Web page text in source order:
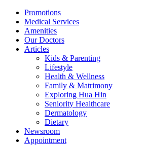
Promotions
Medical Services
Amenities
Our Doctors
Articles
Kids & Parenting
Lifestyle
Health & Wellness
Family & Matrimony
Exploring Hua Hin
Seniority Healthcare
Dermatology
Dietary
Newsroom
Appointment